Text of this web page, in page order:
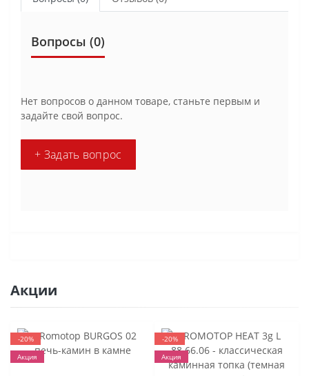
Вопросы (0)
Нет вопросов о данном товаре, станьте первым и
задайте свой вопрос.
+ Задать вопрос
Акции
-20%
Акция
-20%
Акция